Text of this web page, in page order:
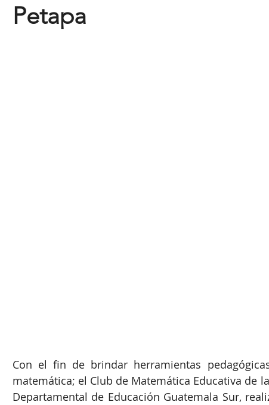
Petapa
Con el fin de brindar herramientas
matemática; el Club de Matemática Educativa de
Departamental de Educación Guatemala Sur,